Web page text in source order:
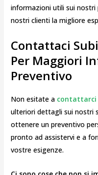
informazioni utili sui
nostri clienti la migliore
Contattaci
Per Maggiori
Preventivo
Non esitate a contattarci
ulteriori dettagli sui nostri
ottenere un preventivo
pronto ad assistervi e a
vostre esigenze.